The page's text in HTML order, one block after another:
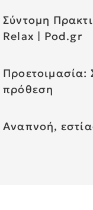
Σύντομη
Relax | Pod.gr
πρόθεση
Αναπνοή,